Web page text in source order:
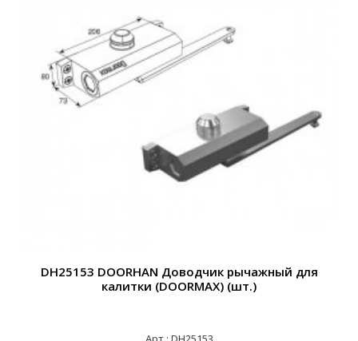
DH25153 DOORHAN Доводчик рычажный для
калитки (DOORMAX) (шт.)